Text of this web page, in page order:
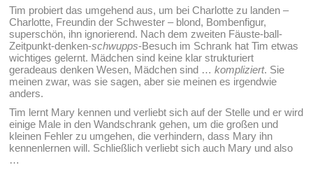
Tim probiert das umgehend aus, um bei Charlotte zu landen –
Charlotte, Freundin der Schwester – blond, Bombenfigur,
superschön, ihn ignorierend. Nach dem zweiten Fäuste-ball-
Zeitpunkt-denken-schwupps-Besuch im Schrank hat Tim etwas
wichtiges gelernt. Mädchen sind keine klar strukturiert
geradeaus denken Wesen, Mädchen sind …kompliziert. Sie
meinen zwar, was sie sagen, aber sie meinen es irgendwie
anders.
Tim lernt Mary kennen und verliebt sich auf der Stelle und er wird
einige Male in den Wandschrank gehen, um die großen und
kleinen Fehler zu umgehen, die verhindern, dass Mary ihn
kennenlernen will. Schließlich verliebt sich auch Mary und also
…